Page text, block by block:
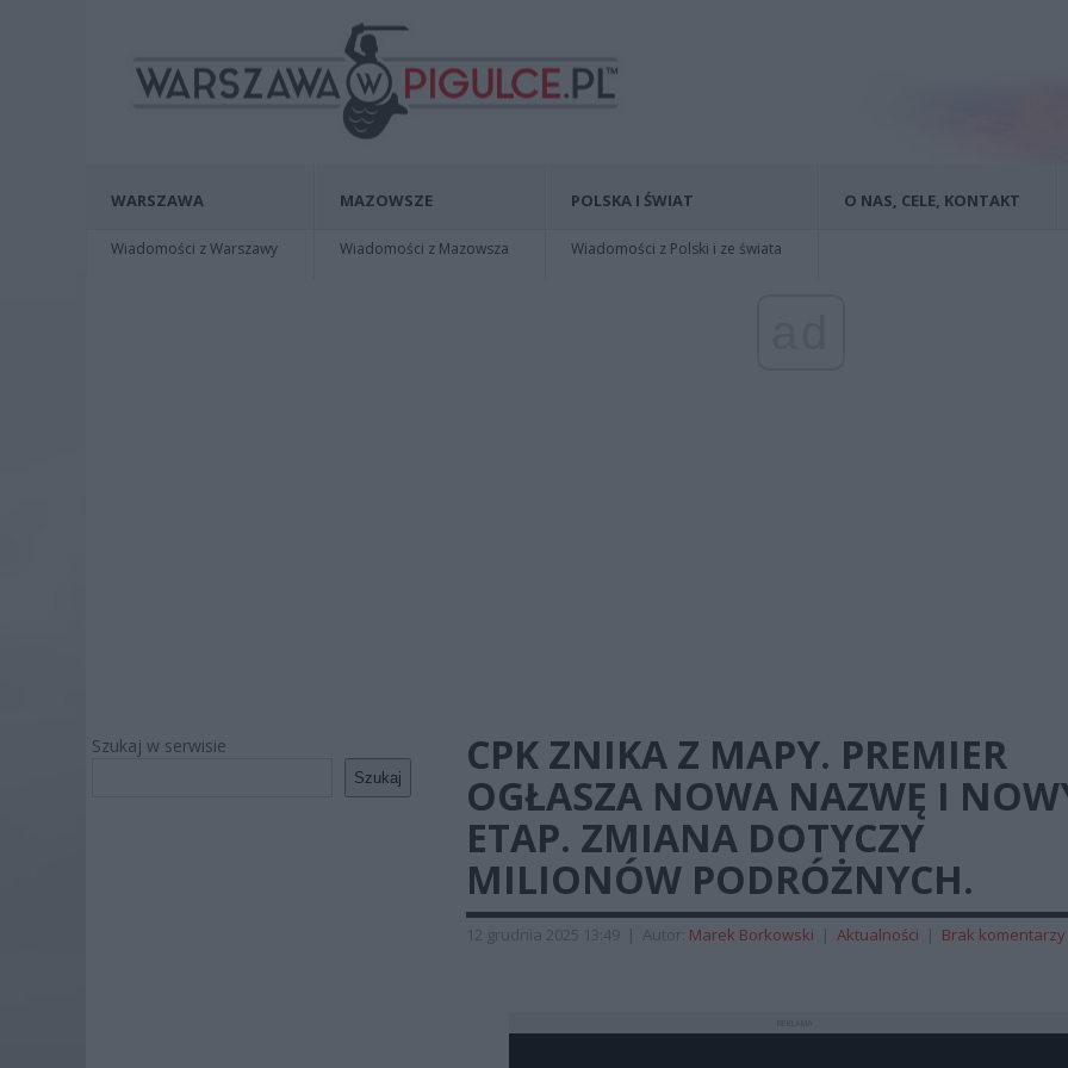
WARSZAWA
Wiadomości z Warszawy
MAZOWSZE
Wiadomości z Mazowsza
POLSKA I ŚWIAT
Wiadomości z Polski i ze świata
O NAS, CELE, KONTAKT
Szukaj w serwisie
Szukaj
CPK ZNIKA Z MAPY. PREMIER
OGŁASZA NOWA NAZWĘ I
ETAP. ZMIANA DOTYCZY
MILIONÓW PODRÓŻNYCH.
12 grudnia 2025 13:49 | Autor: Marek Borkowski | Aktualności | Brak komentarzy